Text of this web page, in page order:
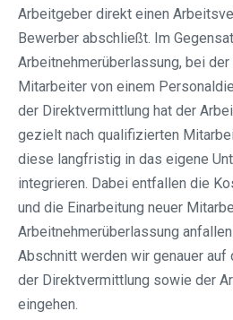
Arbeitgeber direkt einen
Bewerber abschließt. Im
Arbeitnehmerüberlassung, bei der
Mitarbeiter von einem
der Direktvermittlung hat der
gezielt nach qualifizierten
diese langfristig in das eigene
integrieren. Dabei entfallen die
und die Einarbeitung neuer
Arbeitnehmerüberlassung
Abschnitt werden wir genauer auf
der Direktvermittlung sowie der
eingehen.